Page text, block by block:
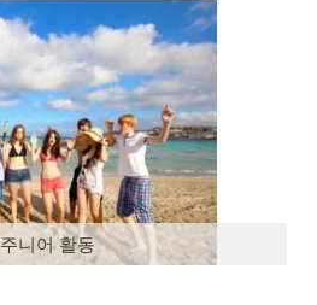
주니어 활동